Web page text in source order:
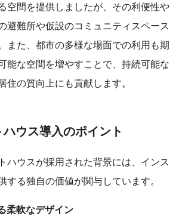
空間を提供しましたが、その利便性や
避難所や仮設のコミュニティスペース
また、都市の多様な場面での利用も期
能な空間を増やすことで、持続可能な
住の質向上にも貢献します。
ウス導入のポイント
ハウスが採用された背景には、インス
する独自の価値が関与しています。
柔軟なデザイン